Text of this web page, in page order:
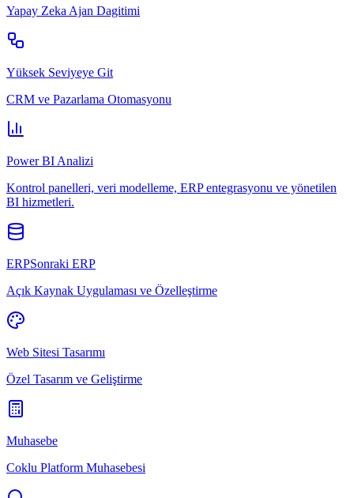
Yapay Zeka Ajan Dagitimi
Yüksek Seviyeye Git
CRM ve Pazarlama Otomasyonu
Power BI Analizi
Kontrol panelleri, veri modelleme, ERP entegrasyonu ve yönetilen
BI hizmetleri.
ERPSonraki ERP
Açık Kaynak Uygulaması ve Özelleştirme
Web Sitesi Tasarımı
Özel Tasarım ve Geliştirme
Muhasebe
Coklu Platform Muhasebesi